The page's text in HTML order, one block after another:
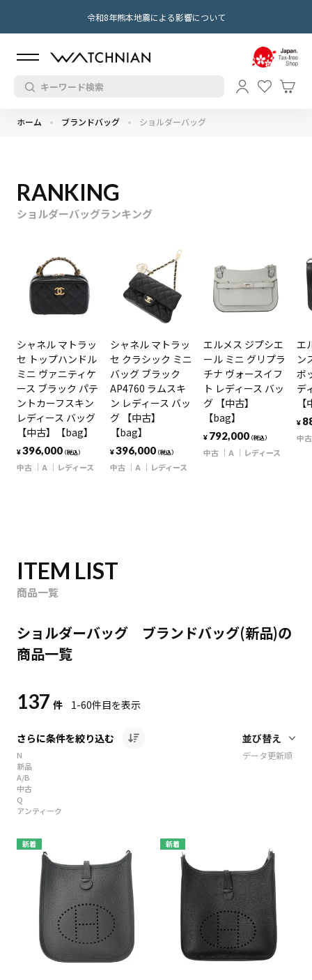
令和8年熊本地震による影響について
ホーム ブランドバッグ ショルダーバッグ
RANKING
ショルダーバッグランキング
シャネル マトラッ
セ トップハンドル
ミニ ヴァニティケ
ース ブラック パテ
ントカーフスキン
レディース バッグ
【中古】【bag】
¥396,000（税込）
中古 A レディース
シャネル マトラッ
セ クラシック ミニ
バッグ ブラック
AP4760 ラムスキ
ン レディース バッ
グ 【中古】
【bag】
¥396,000（税込）
中古 A レディース
エルメス ジプシエ
ール ミニ グリプラ
チナ ヴォースイフ
ト レディース バッ
グ 【中古】
【bag】
¥ 792,000（税込）
中古 A レディース
エ
ン
ボ
デ
¥
中古
ITEM LIST
商品一覧
ショルダーバッグ ブランドバッグ(新品)の
商品一覧
137 件 1-60件目を表示
さらに条件を絞り込む
N
新品
A/B
中古
Q
アンティーク
データ更新順
新着 新着